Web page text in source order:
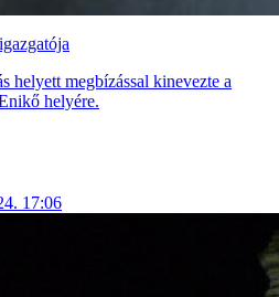
helyett megbízással kinevezte a
helyére.
17:06